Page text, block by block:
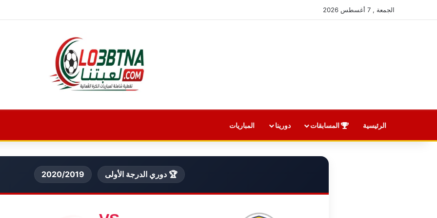
الجمعة , 7 أغسطس 2026
الرئيسية المسابقات دورينا المباريات
🏆 دوري الدرجة الأولى 2020/2019